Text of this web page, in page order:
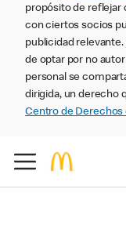
propósito de reflejar
con ciertos socios
publicidad
de optar por no
personal se
dirigida, un derecho
Centro de Derechos